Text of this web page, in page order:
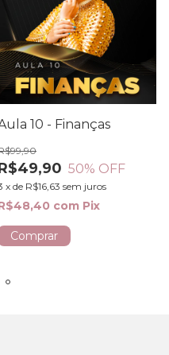
10 - Finanças
50% OFF
x de R$16,63 sem juros
com Pix